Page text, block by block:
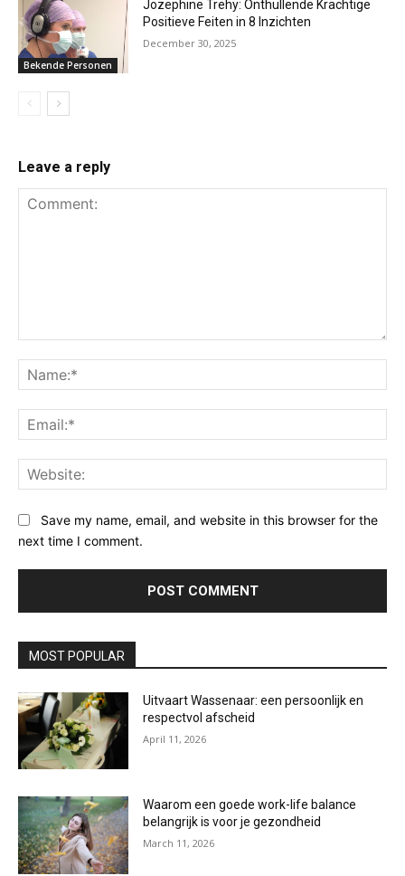
Bekende Personen
Jozephine Trehy: Onthullende Krachtige
Positieve Feiten in 8 Inzichten
December 30, 2025
Leave a reply
Save my name, email, and website in this browser for the
next time I comment.
MOST POPULAR
Uitvaart Wassenaar: een persoonlijk en
respectvol afscheid
April 11, 2026
Waarom een goede work-life balance
belangrijk is voor je gezondheid
March 11, 2026